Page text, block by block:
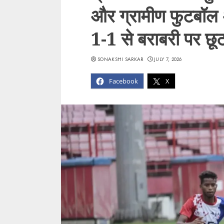
और ग्रामीण
1-1 से बराबरी पर
Facebook X
SONAKSHI SARKAR JULY 7, 2026